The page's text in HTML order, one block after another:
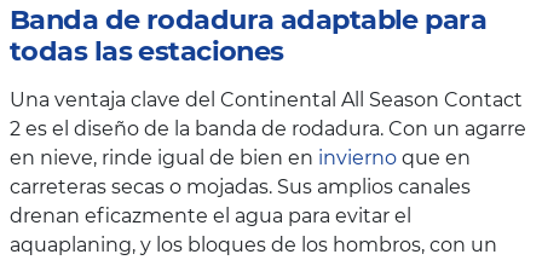
Banda de rodadura adaptable para
todas las estaciones
Una ventaja clave del Continental All Season Contact
2 es el diseño de la banda de rodadura. Con un agarre
en nieve, rinde igual de bien en invierno que en
carreteras secas o mojadas. Sus amplios canales
drenan eficazmente el agua para evitar el
aquaplaning, y los bloques de los hombros, con un